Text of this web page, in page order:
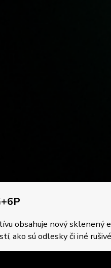
obsahuje nový sklenený
ako sú odlesky či iné